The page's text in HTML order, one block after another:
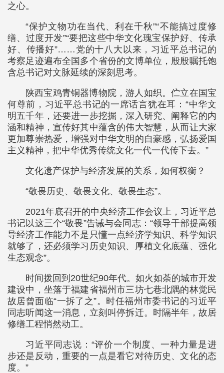
之心。
“保护文物功在当代、利在千秋”“不能搞过度修
缮、过度开发”“要把这些中华文化瑰宝保护好、传承
好、传播好”……党的十八大以来，习近平总书记的
考察足迹遍布全国多个省份的文博单位，殷殷嘱托饱
含总书记对文脉延续的深刻思考。
陕西宝鸡青铜器博物院，游人如织。伫立在国宝
何尊前，习近平总书记的一席话言犹在耳：“中华文
明五千年，还要进一步挖掘，深入研究、阐释它的内
涵和精神，宣传好其中蕴含的伟大智慧，从而让大家
更加尊崇热爱，增强对中华文明的自豪感，弘扬爱国
主义精神，把中华优秀传统文化一代一代传下去。”
文化遗产保护与经济发展的关系，如何权衡？
“敬畏历史、敬畏文化、敬畏生态”。
2021年底召开的中央经济工作会议上，习近平总
书记以这三个“敬畏”告诫与会同志：“领导干部提高领
导经济工作能力不是只懂一点经济学知识、科学知识
就够了，还必须学习历史知识、厚植文化底蕴、强化
生态观念”。
时间拨回到20世纪90年代。如火如荼的城市开发
建设中，坐落于福建省福州市三坊七巷北隅的林觉民
故居曾面临“一拆了之”。时任福州市委书记的习近平
同志听闻这一消息，立刻叫停拆迁。时隔半年，故居
修缮工程悄然动工。
习近平同志说：“评价一个制度、一种力量是进
步还是反动，重要的一点是看它对待历史、文化的态
度。”